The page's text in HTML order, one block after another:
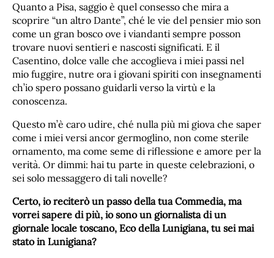
Quanto a Pisa, saggio è quel consesso che mira a
scoprire “un altro Dante”, ché le vie del pensier mio son
come un gran bosco ove i viandanti sempre posson
trovare nuovi sentieri e nascosti significati. E il
Casentino, dolce valle che accoglieva i miei passi nel
mio fuggire, nutre ora i giovani spiriti con insegnamenti
ch’io spero possano guidarli verso la virtù e la
conoscenza.
Questo m’è caro udire, ché nulla più mi giova che saper
come i miei versi ancor germoglino, non come sterile
ornamento, ma come seme di riflessione e amore per la
verità. Or dimmi: hai tu parte in queste celebrazioni, o
sei solo messaggero di tali novelle?
Certo, io reciterò un passo della tua Commedia, ma
vorrei sapere di più, io sono un giornalista di un
giornale locale toscano, Eco della Lunigiana, tu sei mai
stato in Lunigiana?